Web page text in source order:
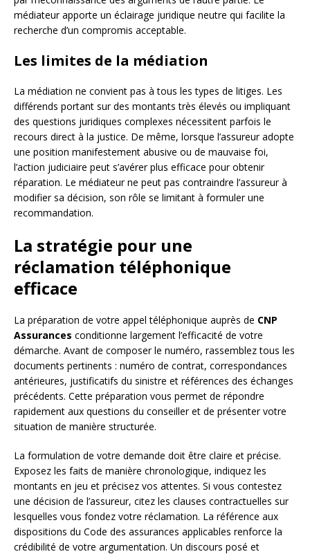
médiateur apporte un éclairage juridique neutre qui facilite la
recherche d’un compromis acceptable.
Les limites de la médiation
La médiation ne convient pas à tous les types de litiges. Les
différends portant sur des montants très élevés ou impliquant
des questions juridiques complexes nécessitent parfois le
recours direct à la justice. De même, lorsque l’assureur adopte
une position manifestement abusive ou de mauvaise foi,
l’action judiciaire peut s’avérer plus efficace pour obtenir
réparation. Le médiateur ne peut pas contraindre l’assureur à
modifier sa décision, son rôle se limitant à formuler une
recommandation.
La stratégie pour une
réclamation téléphonique
efficace
La préparation de votre appel téléphonique auprès de CNP
Assurances conditionne largement l’efficacité de votre
démarche. Avant de composer le numéro, rassemblez tous les
documents pertinents : numéro de contrat, correspondances
antérieures, justificatifs du sinistre et références des échanges
précédents. Cette préparation vous permet de répondre
rapidement aux questions du conseiller et de présenter votre
situation de manière structurée.
La formulation de votre demande doit être claire et précise.
Exposez les faits de manière chronologique, indiquez les
montants en jeu et précisez vos attentes. Si vous contestez
une décision de l’assureur, citez les clauses contractuelles sur
lesquelles vous fondez votre réclamation. La référence aux
dispositions du Code des assurances applicables renforce la
crédibilité de votre argumentation. Un discours posé et